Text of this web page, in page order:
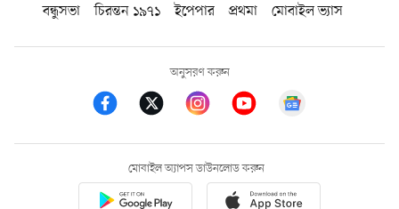
বন্ধুসভা
চিরন্তন ১৯৭১ ইপেপার প্রথমা মোবাইল ভ্যাস
অনুসরণ করুন
মোবাইল অ্যাপস ডাউনলোড করুন